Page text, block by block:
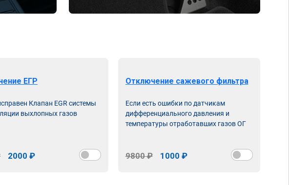
ЕГР
Клапан EGR системы
выхлопных газов
2000 ₽
Отключение сажевого фильтра
Если есть ошибки по датчикам
дифференциального давления и
температуры отработавших газов ОГ
9800 ₽ 1000 ₽